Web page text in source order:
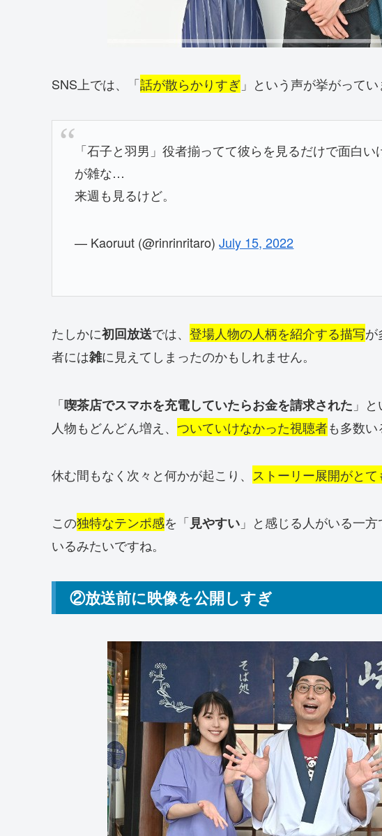
SNS上では、「話が散らかりすぎ 」という声が挙がってい
「石子と羽男」役者揃ってて彼らを見るだけで面白
が雑な…
来週も見るけど。
— Kaoruut (@rinrinritaro)July 15, 2022
たしかに初回放送では、 登場人物の人柄を紹介する描写が
者には雑に見えてしまったのかもしれません。
「喫茶店でスマホを充電していたらお金を請求された 」
人物もどんどん増え、 ついていけなかった視聴者も多数い
休む間もなく次々と何かが起こり、 ストーリー展開がと
この独特なテンポ感を「見やすい 」と感じる人がいる一
いるみたいですね。
②放送前に映像を公開しすぎ